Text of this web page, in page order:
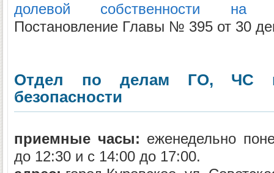
долевой собственности на
Постановление Главы № 395 от 30
Отдел по делам ГО, ЧС и
безопасности
приемные часы: еженедельно
до 12:30 и с 14:00 до 17:00.